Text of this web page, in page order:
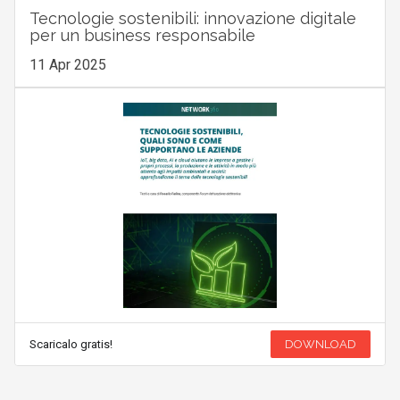
Tecnologie sostenibili: innovazione digitale
per un business responsabile
11 Apr 2025
Scaricalo gratis! DOWNLOAD